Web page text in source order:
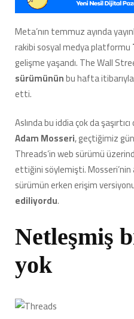
Meta’nın temmuz ayında
rakibi sosyal medya platformu
gelişme yaşandı. The Wall
sürümününbu hafta
etti.
Aslında bu iddia çok da
Adam Mosseri, geçtiğimiz
Threads’in web sürümü
ettiğini söylemişti. Mosseri’nin
sürümün erken erişim
ediliyordu.
Netleşmiş
yok